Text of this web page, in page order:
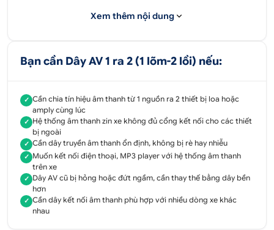
Vỏ bọc bên ngoài dây AV bằng chất liệu nhựa dẻo
0707 183 868
Địa chỉ:52 - 58 Đường số 1, P.Bình Trị Đông B,
Q.Bình Tân, Tp.HCM
51 - 55 Đường số 7, P.An Lạc A, Q.Bình Tân, Tp.HCM
347 Quốc lộ 13, P. Hiệp Bình Phước, Q.Thủ Đức,
Tp.HCM
Xem thêm nội dung
Bạn cần Dây AV 1 ra 2 (1 lõm-2 lồi) nếu:
✓ Cần chia tín hiệu âm thanh từ 1 nguồn ra 2 thiết bị loa hoặc
amply cùng lúc
✓ Hệ thống âm thanh zin xe không đủ cổng kết nối cho các thiết
bị ngoài
✓ Cần dây truyền âm thanh ổn định, không bị rè hay nhiễu
✓ Muốn kết nối điện thoại, MP3 player với hệ thống âm thanh
trên xe
✓ Dây AV cũ bị hỏng hoặc đứt ngầm, cần thay thế bằng dây bền
hơn
✓ Cần dây kết nối âm thanh phù hợp với nhiều dòng xe khác
nhau